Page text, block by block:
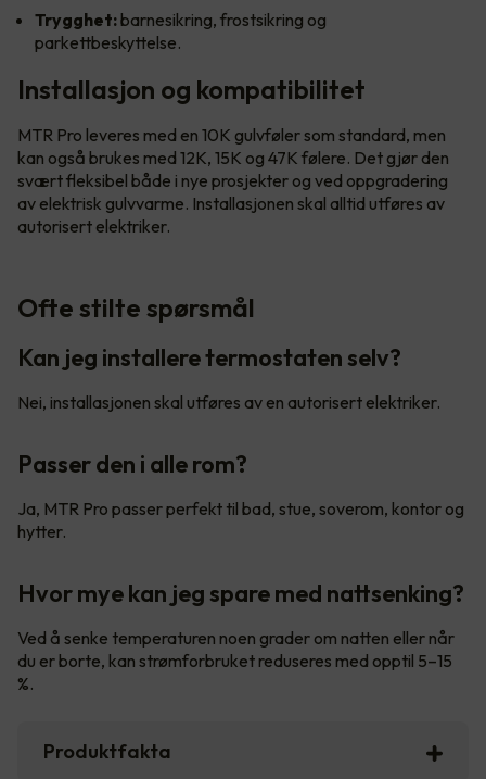
Trygghet:barnesikring, frostsikring og
parkettbeskyttelse.
Installasjon og kompatibilitet
MTR Pro leveres med en 10K gulvføler som standard, men
kan også brukes med 12K, 15K og 47K følere. Det gjør den
svært fleksibel både i nye prosjekter og ved oppgradering
av elektrisk gulvvarme. Installasjonen skal alltid utføres av
autorisert elektriker.
Ofte stilte spørsmål
Kan jeg installere termostaten selv?
Nei, installasjonen skal utføres av en autorisert elektriker.
Passer den i alle rom?
Ja, MTR Pro passer perfekt til bad, stue, soverom, kontor og
hytter.
Hvor mye kan jeg spare med nattsenking?
Ved å senke temperaturen noen grader om natten eller når
du er borte, kan strømforbruket reduseres med opptil 5–15
%.
Produktfakta